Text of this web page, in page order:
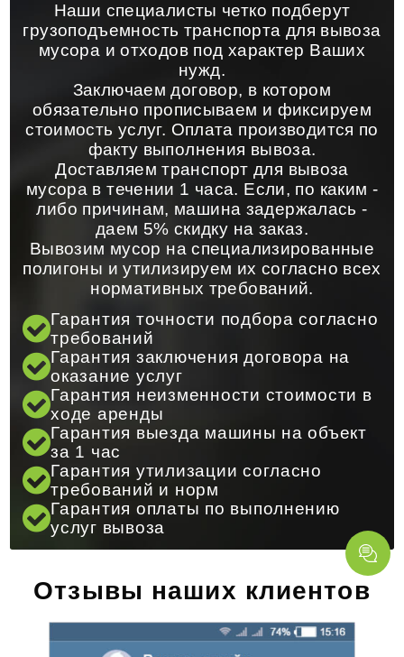
Наши специалисты четко подберут
грузоподъемность транспорта для вывоза
мусора и отходов под характер Ваших
нужд.
Заключаем договор, в котором
обязательно прописываем и фиксируем
стоимость услуг. Оплата производится по
факту выполнения вывоза.
Доставляем транспорт для вывоза
мусора в течении 1 часа. Если, по каким -
либо причинам, машина задержалась -
даем 5% скидку на заказ.
Вывозим мусор на специализированные
полигоны и утилизируем их согласно всех
нормативных требований.
Гарантия точности подбора согласно
требований
Гарантия заключения договора на
оказание услуг
Гарантия неизменности стоимости в
ходе аренды
Гарантия выезда машины на объект
за 1 час
Гарантия утилизации согласно
требований и норм
Гарантия оплаты по выполнению
услуг вывоза
Отзывы наших клиентов